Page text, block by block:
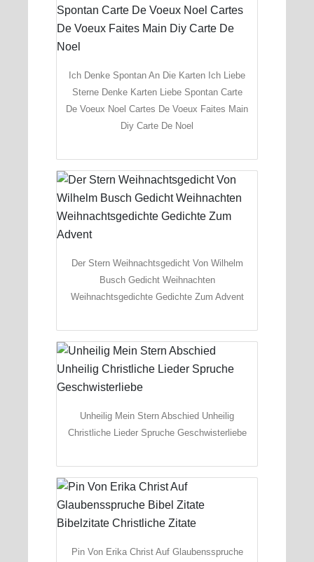
Ich Denke Spontan An Die Karten Ich Liebe
Sterne Denke Karten Liebe Spontan Carte
De Voeux Noel Cartes De Voeux Faites Main
Diy Carte De Noel
Der Stern Weihnachtsgedicht Von Wilhelm
Busch Gedicht Weihnachten
Weihnachtsgedichte Gedichte Zum Advent
Unheilig Mein Stern Abschied Unheilig
Christliche Lieder Spruche Geschwisterliebe
Pin Von Erika Christ Auf Glaubensspruche